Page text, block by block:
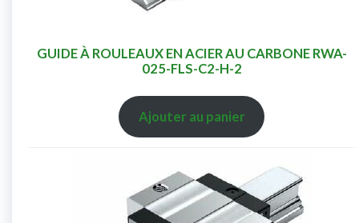
GUIDE À ROULEAUX EN ACIER AU CARBONE RWA-
025-FLS-C2-H-2
Ajouter au panier